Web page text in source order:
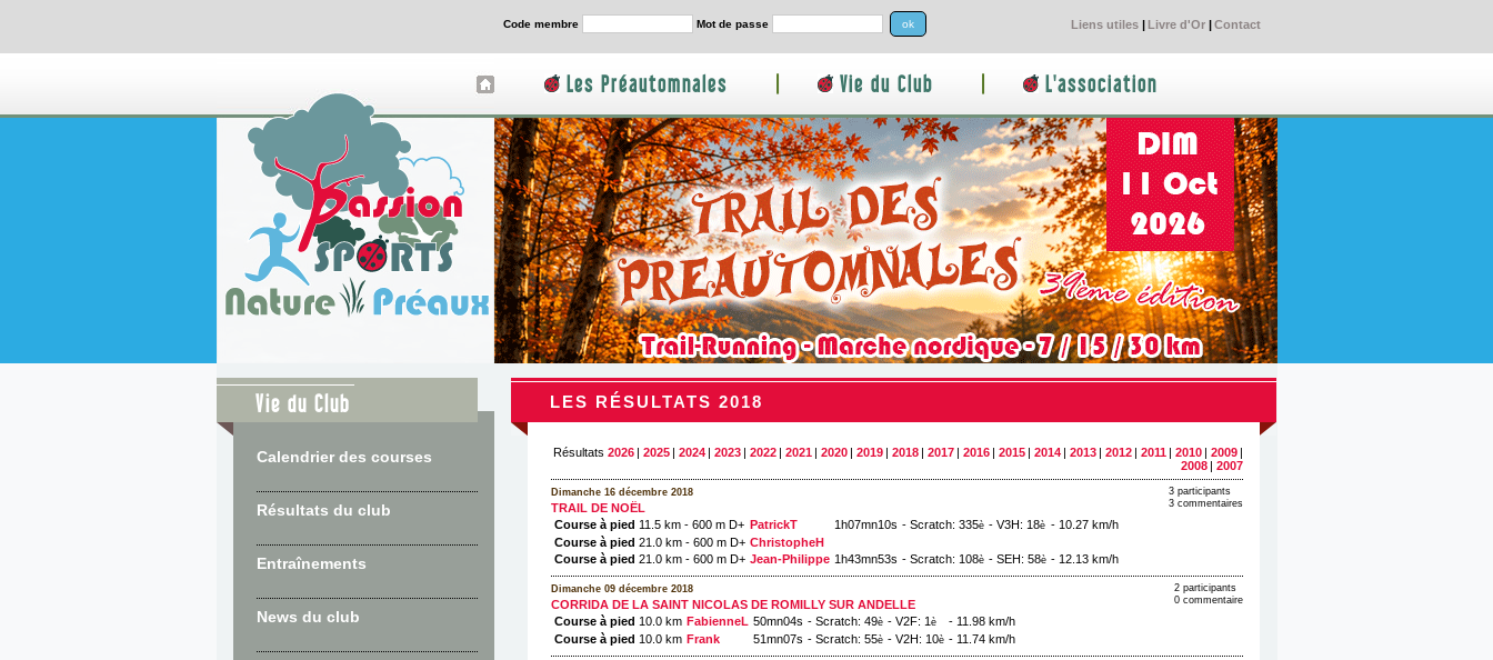
Code membre Mot de passe Liens utiles| Livre d'Or| Contact
Les Préautomnales Vie du Club L'association
Vie du Club
Calendrier des courses
Résultats du club
Entraînements
News du club
LES RÉSULTATS 2018
Résultats 2026 | 2025 | 2024 | 2023 | 2022 | 2021 | 2020 | 2019 | 2018 | 2017 | 2016 | 2015 | 2014 | 2013 | 2012 | 2011 | 2010 | 2009 |
2008 | 2007
Dimanche 16 décembre 2018
TRAIL DE NOËL
3 participants
3 commentaires
Course à pied 11.5 km - 600 m D+ PatrickT 1h07mn10s - Scratch: 335è - V3H: 18è - 10.27 km/h
Course à pied 21.0 km - 600 m D+ ChristopheH
Course à pied 21.0 km - 600 m D+ Jean-Philippe 1h43mn53s - Scratch: 108è - SEH: 58è - 12.13 km/h
Dimanche 09 décembre 2018
CORRIDA DE LA SAINT NICOLAS DE ROMILLY SUR ANDELLE
2 participants
0 commentaire
Course à pied 10.0 km FabienneL 50mn04s - Scratch: 49è - V2F: 1è
- 11.98 km/h
Course à pied 10.0 km Frank 51mn07s - Scratch: 55è - V2H: 10è - 11.74 km/h